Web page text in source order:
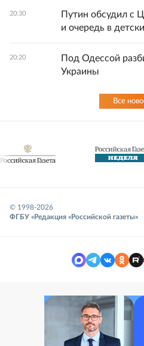
20:30
Путин обсудил с
и очередь в
20:20
Под Одессой
Украины
Все
© 1998-2026
ФГБУ «Редакция «Российской газеты»